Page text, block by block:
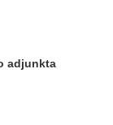
adjunkta